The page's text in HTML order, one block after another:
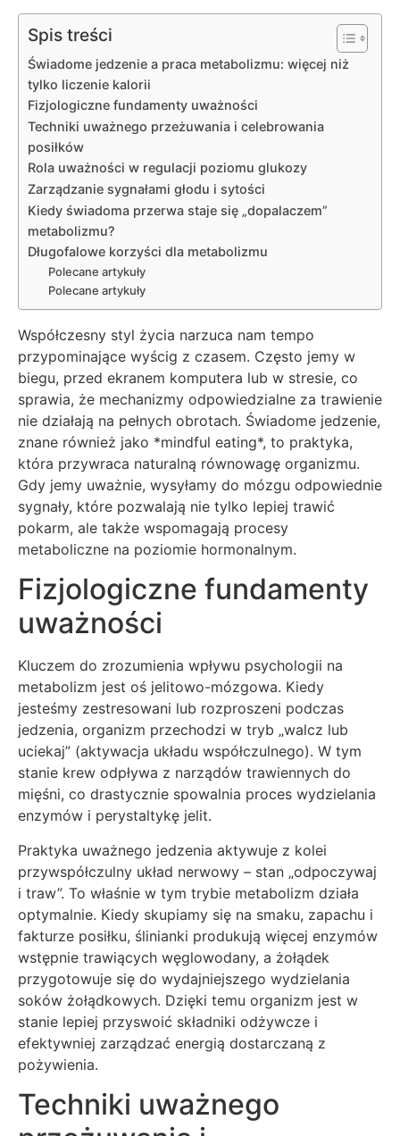
Spis treści
Świadome jedzenie a praca metabolizmu: więcej niż
tylko liczenie kalorii
Fizjologiczne fundamenty uważności
Techniki uważnego przeżuwania i celebrowania
posiłków
Rola uważności w regulacji poziomu glukozy
Zarządzanie sygnałami głodu i sytości
Kiedy świadoma przerwa staje się „dopalaczem”
metabolizmu?
Długofalowe korzyści dla metabolizmu
Polecane artykuły
Polecane artykuły
Współczesny styl życia narzuca nam tempo
przypominające wyścig z czasem. Często jemy w
biegu, przed ekranem komputera lub w stresie, co
sprawia, że mechanizmy odpowiedzialne za trawienie
nie działają na pełnych obrotach. Świadome jedzenie,
znane również jako *mindful eating*, to praktyka,
która przywraca naturalną równowagę organizmu.
Gdy jemy uważnie, wysyłamy do mózgu odpowiednie
sygnały, które pozwalają nie tylko lepiej trawić
pokarm, ale także wspomagają procesy
metaboliczne na poziomie hormonalnym.
Fizjologiczne fundamenty
uważności
Kluczem do zrozumienia wpływu psychologii na
metabolizm jest oś jelitowo-mózgowa. Kiedy
jesteśmy zestresowani lub rozproszeni podczas
jedzenia, organizm przechodzi w tryb „walcz lub
uciekaj” (aktywacja układu współczulnego). W tym
stanie krew odpływa z narządów trawiennych do
mięśni, co drastycznie spowalnia proces wydzielania
enzymów i perystaltykę jelit.
Praktyka uważnego jedzenia aktywuje z kolei
przywspółczulny układ nerwowy – stan „odpoczywaj
i traw”. To właśnie w tym trybie metabolizm działa
optymalnie. Kiedy skupiamy się na smaku, zapachu i
fakturze posiłku, ślinianki produkują więcej enzymów
wstępnie trawiących węglowodany, a żołądek
przygotowuje się do wydajniejszego wydzielania
soków żołądkowych. Dzięki temu organizm jest w
stanie lepiej przyswoić składniki odżywcze i
efektywniej zarządzać energią dostarczaną z
pożywienia.
Techniki uważnego